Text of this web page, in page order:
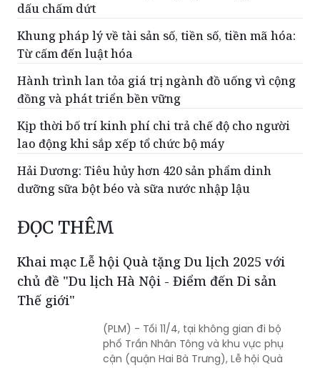
dấu chấm dứt
Khung pháp lý về tài sản số, tiền số, tiền mã hóa:
Từ cấm đến luật hóa
Hành trình lan tỏa giá trị ngành đồ uống vì cộng
đồng và phát triển bền vững
Kịp thời bố trí kinh phí chi trả chế độ cho người
lao động khi sắp xếp tổ chức bộ máy
Hải Dương: Tiêu hủy hơn 420 sản phẩm dinh
dưỡng sữa bột béo và sữa nước nhập lậu
ĐỌC THÊM
Khai mạc Lễ hội Quà tặng Du lịch 2025 với
chủ đề "Du lịch Hà Nội - Điểm đến Di sản
Thế giới"
(PLM) - Tối 11/4, tại không gian đi bộ
phố Trần Nhân Tông và khu vực phụ
cận (quận Hai Bà Trưng), Lễ hội Quà